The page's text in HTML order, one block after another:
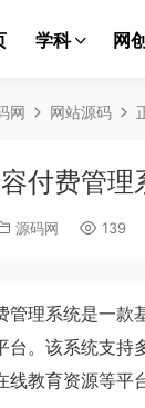
学科 网
网 网站源码
付费管
源码网 139
管理系统是一款
台。该系统支持
线教育资源等平